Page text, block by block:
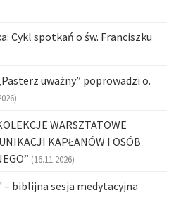
Cykl spotkań o św. Franciszku
uważny” poprowadzi o.
WARSZTATOWE
KAPŁANÓW I OSÓB
(16.11.2026)
biblijna sesja medytacyjna